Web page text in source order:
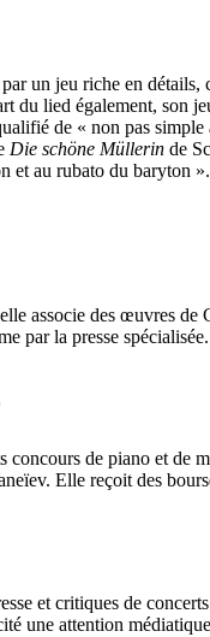
un jeu riche en détails,
du lied également, son
de « non pas
Die schöne Müllerin de
et au rubato du
associe des œuvres
par la presse
concours de piano et
Elle reçoit des
et critiques de
une attention